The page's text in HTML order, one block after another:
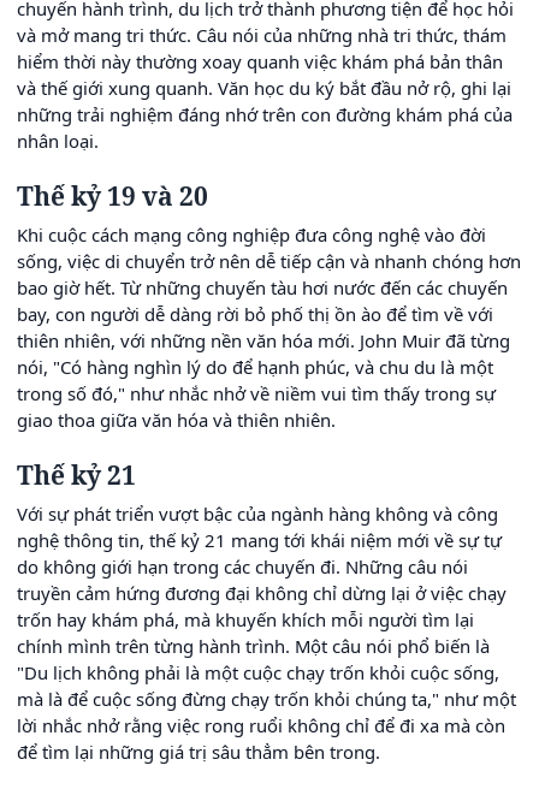
chuyến hành trình, du lịch trở thành phương tiện để học hỏi
và mở mang tri thức. Câu nói của những nhà tri thức, thám
hiểm thời này thường xoay quanh việc khám phá bản thân
và thế giới xung quanh. Văn học du ký bắt đầu nở rộ, ghi lại
những trải nghiệm đáng nhớ trên con đường khám phá của
nhân loại.
Thế kỷ 19 và 20
Khi cuộc cách mạng công nghiệp đưa công nghệ vào đời
sống, việc di chuyển trở nên dễ tiếp cận và nhanh chóng hơn
bao giờ hết. Từ những chuyến tàu hơi nước đến các chuyến
bay, con người dễ dàng rời bỏ phố thị ồn ào để tìm về với
thiên nhiên, với những nền văn hóa mới. John Muir đã từng
nói, "Có hàng nghìn lý do để hạnh phúc, và chu du là một
trong số đó," như nhắc nhở về niềm vui tìm thấy trong sự
giao thoa giữa văn hóa và thiên nhiên.
Thế kỷ 21
Với sự phát triển vượt bậc của ngành hàng không và công
nghệ thông tin, thế kỷ 21 mang tới khái niệm mới về sự tự
do không giới hạn trong các chuyến đi. Những câu nói
truyền cảm hứng đương đại không chỉ dừng lại ở việc chạy
trốn hay khám phá, mà khuyến khích mỗi người tìm lại
chính mình trên từng hành trình. Một câu nói phổ biến là
"Du lịch không phải là một cuộc chạy trốn khỏi cuộc sống,
mà là để cuộc sống đừng chạy trốn khỏi chúng ta," như một
lời nhắc nhở rằng việc rong ruổi không chỉ để đi xa mà còn
để tìm lại những giá trị sâu thẳm bên trong.